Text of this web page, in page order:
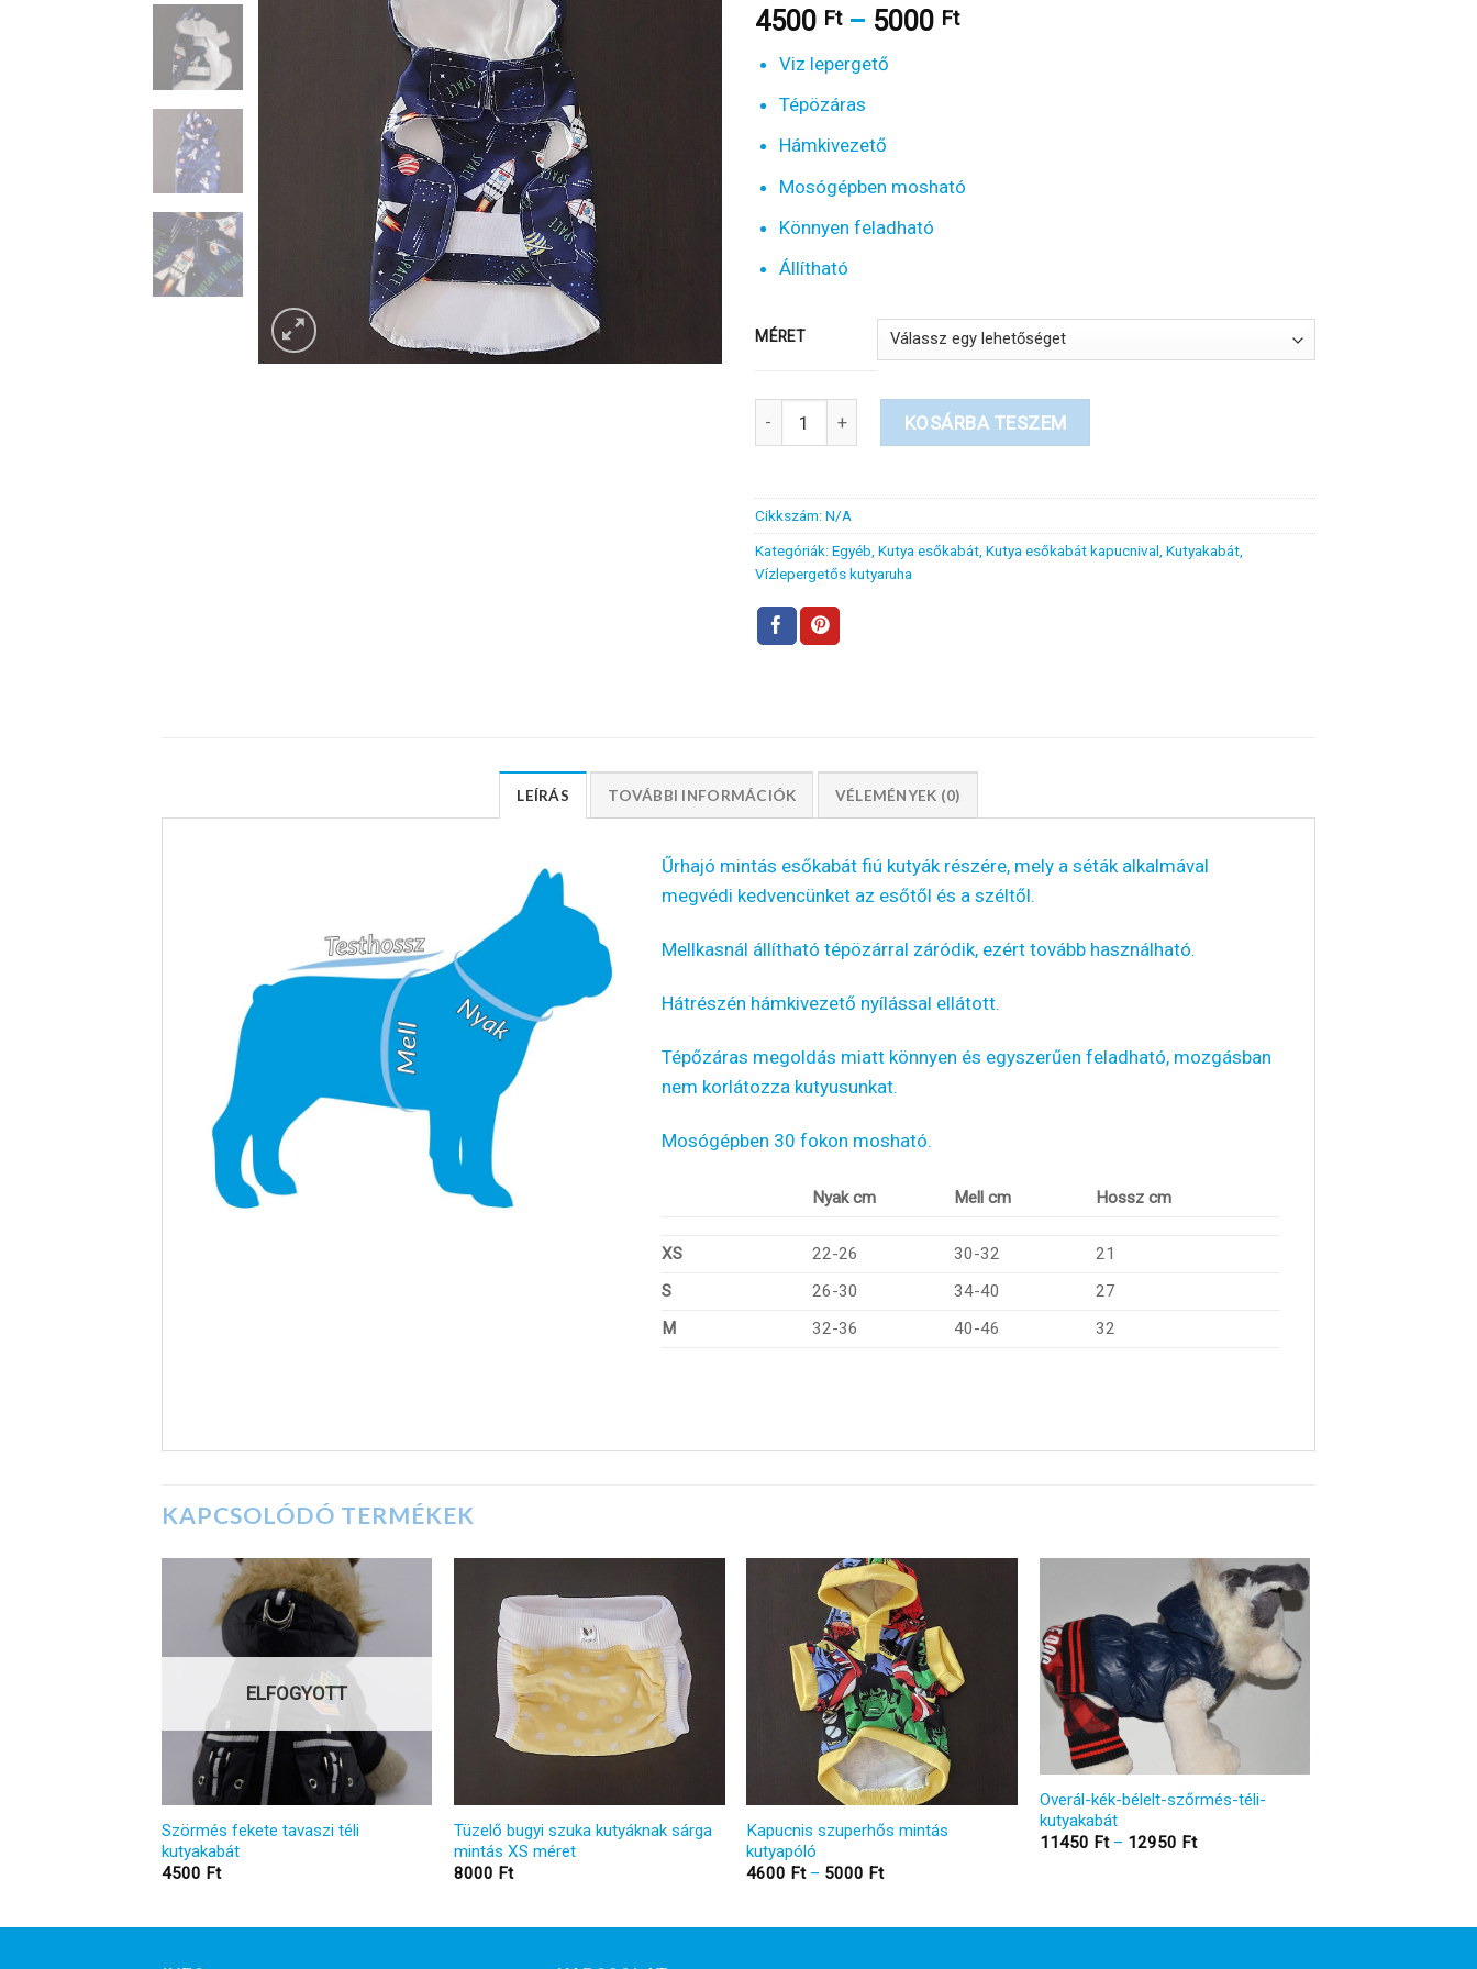
4500 Ft – 5000 FtÁrtartomány:
Viz lepergető
Tépözáras
Hámkivezető
Mosógépben mosható
Könnyen feladható
Állítható
MÉRET
Kutya esőkabát mellény állítható méretű fiú kutyáknak mennyiség
KOSÁRBA TESZEM
Cikkszám:N/A
Kategóriák:Egyéb, Kutya esőkabát, Kutya esőkabát kapucnival, Kutyakabát,
Vízlepergetős kutyaruha
LEÍRÁS TOVÁBBI INFORMÁCIÓK VÉLEMÉNYEK (0)
Űrhajó mintás esőkabát fiú kutyák részére, mely a séták alkalmával
megvédi kedvencünket az esőtől és a széltől.
Mellkasnál állítható tépözárral záródik, ezért tovább használható.
Hátrészén hámkivezető nyílással ellátott.
Tépőzáras megoldás miatt könnyen és egyszerűen feladható, mozgásban
nem korlátozza kutyusunkat.
Mosógépben 30 fokon mosható.
Nyak cm Mell cm Hossz cm
XS 22-26 30-32
21
S
26-30 34-40
27
M
32-36 40-46 32
KAPCSOLÓDÓ TERMÉKEK
ELFOGYOTT
Szörmés fekete tavaszi téli
kutyakabát
4500 Ft
Tüzelő bugyi szuka kutyáknak sárga
mintás XS méret
8000 Ft
Kapucnis szuperhős mintás
kutyapóló
4600 Ft – 5000 FtÁrtartomány:
Overál-kék-bélelt-szőrmés-téli-
kutyakabát
11450 Ft – 12950 FtÁrtartomány: